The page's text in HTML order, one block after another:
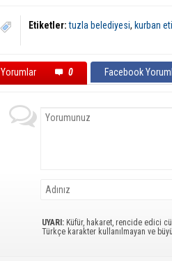
Etiketler: tuzla belediyesi, kurban eti
Yorumlar 0 Facebook
UYARI: Küfür, hakaret, rencide edici
Türkçe karakter kullanılmayan ve